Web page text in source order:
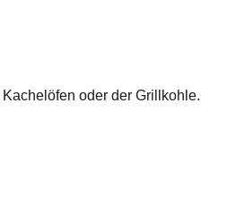
oder der Grillkohle.